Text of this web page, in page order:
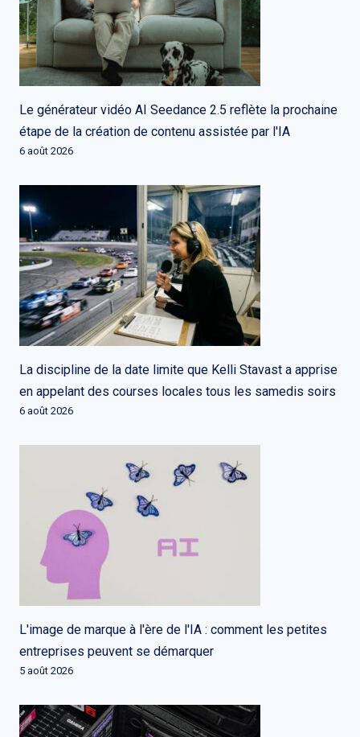
Le générateur vidéo AI Seedance 2.5 reflète la prochaine
étape de la création de contenu assistée par l'IA
6 août 2026
La discipline de la date limite que Kelli Stavast a apprise
en appelant des courses locales tous les samedis soirs
6 août 2026
L'image de marque à l'ère de l'IA : comment les petites
entreprises peuvent se démarquer
5 août 2026